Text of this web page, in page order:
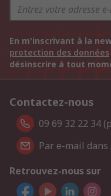
En m'inscrivant à la
protection des données
désinscrire à tout
Contactez-nous
09 69 32 22 34
Par e-mail
Retrouvez-nous sur